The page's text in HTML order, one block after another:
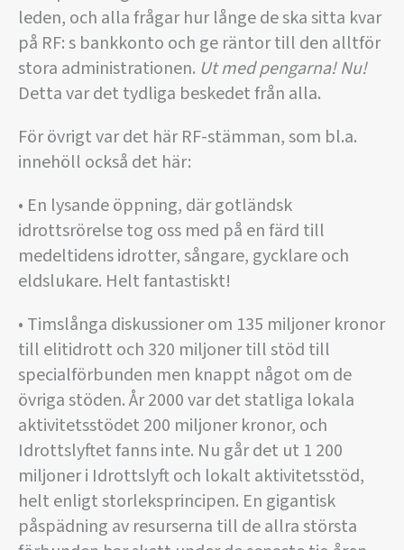
leden, och alla frågar hur långe de ska sitta kvar
på RF: s bankkonto och ge räntor till den alltför
stora administrationen. Ut med pengarna! Nu!
Detta var det tydliga beskedet från alla.
För övrigt var det här RF-stämman, som bl.a.
innehöll också det här:
• En lysande öppning, där gotländsk
idrottsrörelse tog oss med på en färd till
medeltidens idrotter, sångare, gycklare och
eldslukare. Helt fantastiskt!
• Timslånga diskussioner om 135 miljoner kronor
till elitidrott och 320 miljoner till stöd till
specialförbunden men knappt något om de
övriga stöden. År 2000 var det statliga lokala
aktivitetsstödet 200 miljoner kronor, och
Idrottslyftet fanns inte. Nu går det ut 1 200
miljoner i Idrottslyft och lokalt aktivitetsstöd,
helt enligt storleksprincipen. En gigantisk
påspädning av resurserna till de allra största